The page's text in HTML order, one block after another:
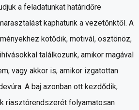
a feladatunkat határidőre
kaphatunk a vezetőnktől. A
kötődik, motivál, ösztönöz,
találkozunk, amikor magával
vagy akkor is, amikor izgatottan
A baj azonban ott kezdődik,
riasztórendszerét folyamatosan